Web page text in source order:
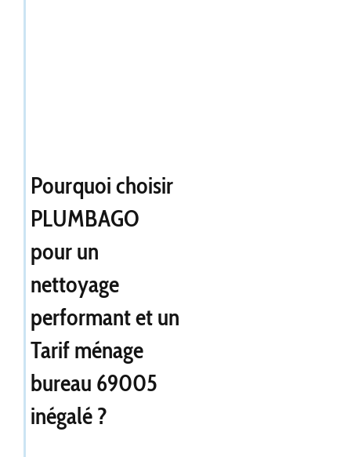
Pourquoi choisir
PLUMBAGO
pour un
nettoyage
performant et un
Tarif ménage
bureau 69005
inégalé ?